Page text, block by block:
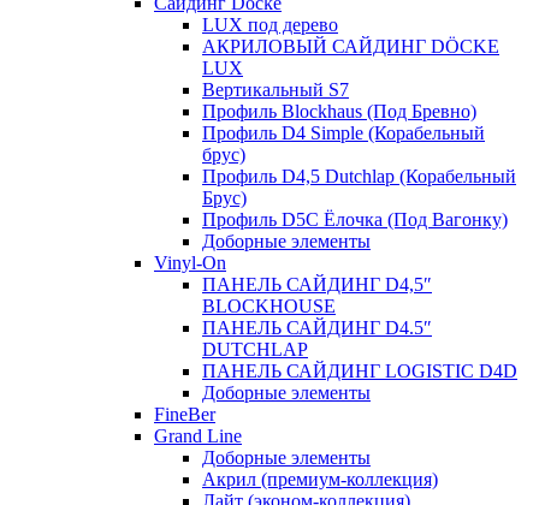
LUX под дерево
АКРИЛОВЫЙ САЙДИНГ DÖCKE
LUX
Вертикальный S7
Профиль Blockhaus (Под Бревно)
Профиль D4 Simple (Корабельный
брус)
Профиль D4,5 Dutchlap (Корабельный
Брус)
Профиль D5C Ёлочка (Под Вагонку)
Доборные элементы
Vinyl-On
ПАНЕЛЬ САЙДИНГ D4,5″
BLOCKHOUSE
ПАНЕЛЬ САЙДИНГ D4.5″
DUTCHLAP
ПАНЕЛЬ САЙДИНГ LOGISTIC D4D
Доборные элементы
FineBer
Grand Line
Доборные элементы
Акрил (премиум-коллекция)
Лайт (эконом-коллекция)